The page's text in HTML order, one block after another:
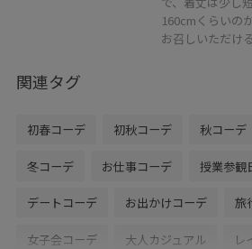
160cmくらいの
お召しいただけ
関連タグ
初春コーデ 初秋コーデ 秋コーデ
冬コーデ お仕事コーデ 授業参観
デートコーデ お出かけコーデ 旅
女子会コーデ 大人カジュアル レ